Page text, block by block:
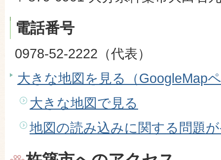
電話番号
0978-52-2222（代表）
大きな地図を見る（GoogleMap
大きな地図で見る
地図の読み込みに関する問題